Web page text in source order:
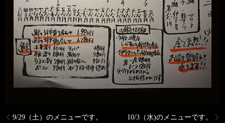
9/29（土）のメニューです。 10/3（水)のメニューです。